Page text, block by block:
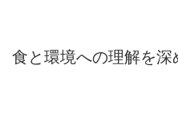
食と環境への理解を深